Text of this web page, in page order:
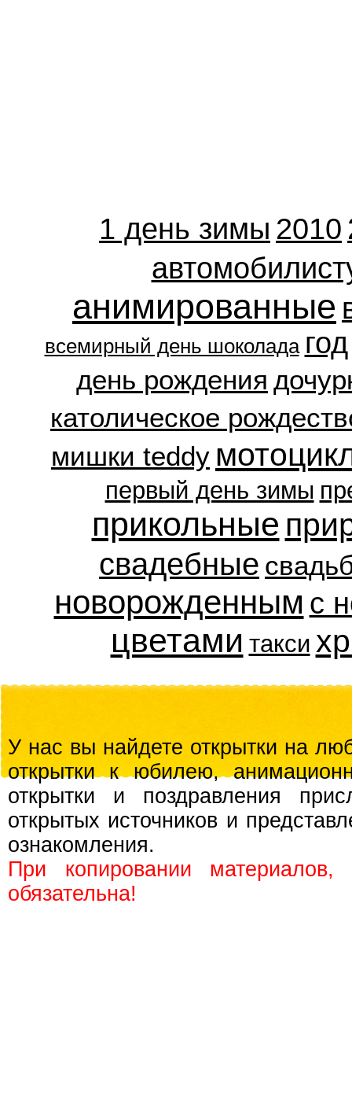
1 день зимы 2010
анимированные
всемирный день шоколада год
день рождения
католическое
мишки teddy
первый день зимы
прикольные
свадебные
новорожденным с
цветами такси
У нас вы найдете открытки на
открытки к юбилею,
открытки и поздравления
открытых источников и
ознакомления.
При копировании
обязательна!